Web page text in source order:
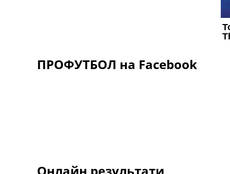
ПРОФУТБОЛ на Facebook